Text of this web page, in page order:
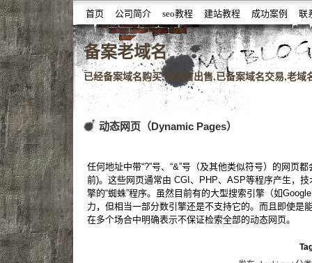
首页 公司简介 seo教程 建站教程 成功案例 联
噆噇已备案域名百度权重域名老域名购买,老域名交易,
备案老域名
已经备案域名购买,老域名出售,已备案域名交易,老
动态网页（Dynamic Pages）
任何地址中带“?”号、“&”号（及其他类似符号）的网页
前)。这些网页通常由 CGI、PHP、ASP等程序产生，
擎的“蜘蛛”程序。虽然目前有的大型搜索引擎（如
力，但相当一部分数引擎还是不支持它的。而且即使是
在多个场合中明确表示不保证检索全部的动态网页。